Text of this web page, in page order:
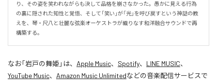
り、その姿を笑われながらも決して品格を崩さなかった。愚かに見える行為
の裏に隠された知性と覚悟、そして「笑い」が「光」を呼び戻すという神話の教
えを、琴・尺八と壮麗な弦楽オーケストラが織りなす和洋融合サウンドで再
構築する。
なお「岩戸の舞姫 」は、 Apple Music、 Spotify、 LINE MUSIC、
YouTube Music、 Amazon Music Unlimitedなどの音楽配信サービスで